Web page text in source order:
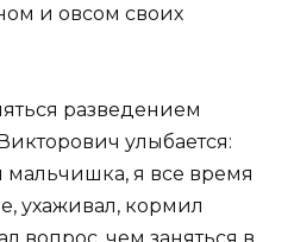
и овсом своих
разведением
улыбается:
мальчишка, я все время
ухаживал, кормил